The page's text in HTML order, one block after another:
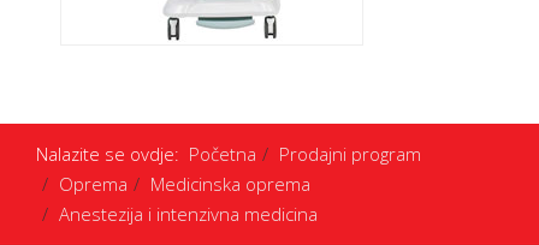
Nalazite se ovdje: Početna
Prodajni program
Oprema
Medicinska oprema
Anestezija i intenzivna medicina